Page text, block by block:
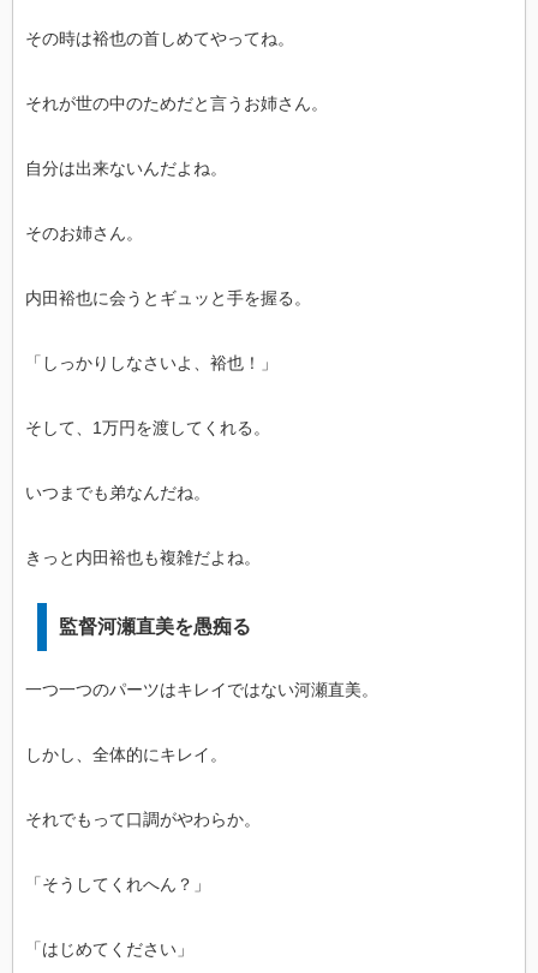
その時は裕也の首しめてやってね。
それが世の中のためだと言うお姉さん。
自分は出来ないんだよね。
そのお姉さん。
内田裕也に会うとギュッと手を握る。
「しっかりしなさいよ、裕也！」
そして、1万円を渡してくれる。
いつまでも弟なんだね。
きっと内田裕也も複雑だよね。
監督河瀬直美を愚痴る
一つ一つのパーツはキレイではない河瀬直美。
しかし、全体的にキレイ。
それでもって口調がやわらか。
「そうしてくれへん？」
「はじめてください」